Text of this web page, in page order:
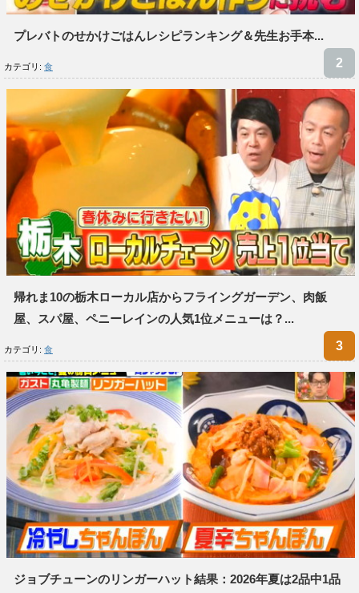
プレバトのせかけごはんレシピランキング＆先生お手本...
カテゴリ: 食
帰れま10の栃木ローカル店からフライングガーデン、肉飯
屋、スパ屋、ペニーレインの人気1位メニューは？...
カテゴリ: 食
ジョブチューンのリンガーハット結果：2026年夏は2品中1品